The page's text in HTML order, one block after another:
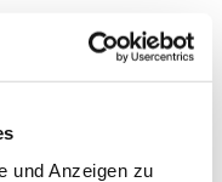
und Anzeigen zu
findest du